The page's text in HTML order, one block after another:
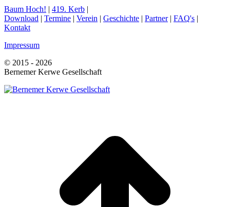
Baum Hoch!
419. Kerb
Download
Termine Verein Geschichte Partner| FAQ's
Kontakt
Impressum
© 2015 - 2026
Bernemer Kerwe Gesellschaft